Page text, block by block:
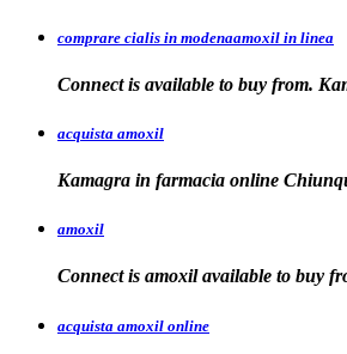
comprare cialis in modenaamoxil in linea
Connect is available to buy from.
acquista amoxil
Kamagra in farmacia online
amoxil
Connect is amoxilavailable to buy
acquista amoxil online